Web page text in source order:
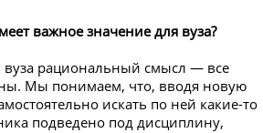
важное значение для вуза?
вуза рациональный смысл — все
Мы понимаем, что, вводя новую
искать по ней какие-то
подведено под дисциплину,